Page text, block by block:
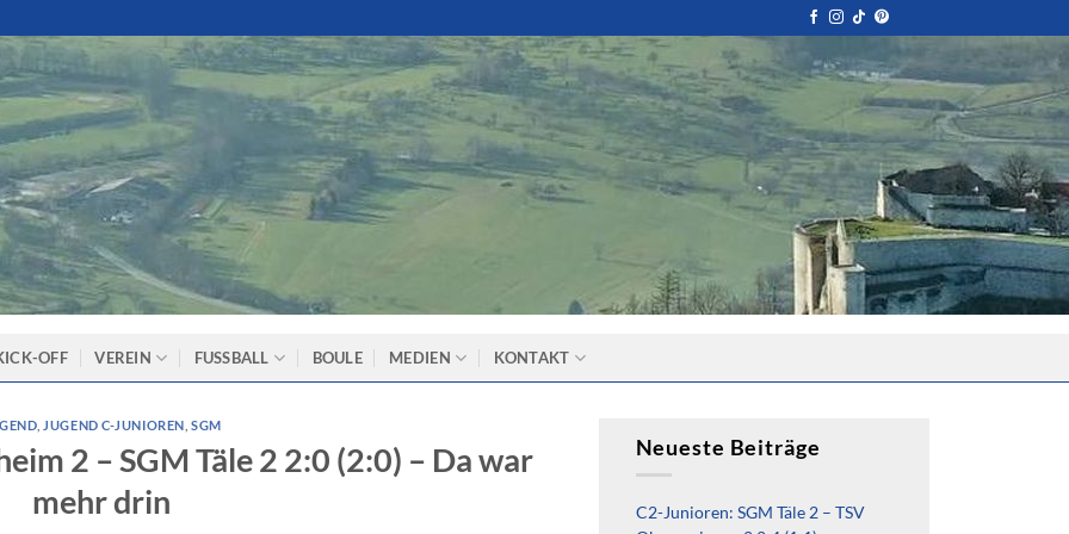
OFF VEREIN FUSSBALL BOULE MEDIEN KONTAKT
JUGEND C-JUNIOREN SGM
2 – SGM Täle 2 2:0 (2:0) – Da war
mehr drin
Neueste Beiträge
C2-Junioren: SGM Täle 2 – TSV